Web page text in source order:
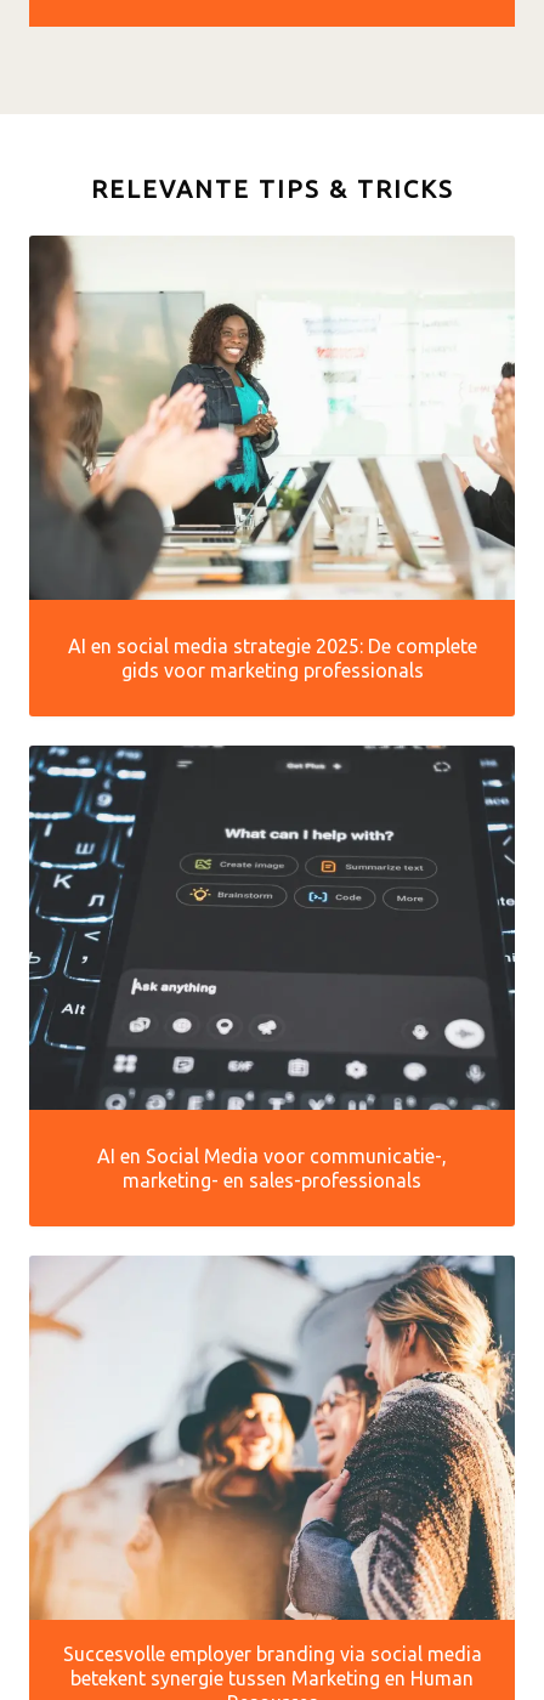
RELEVANTE TIPS & TRICKS
AI en social media strategie 2025: De complete
gids voor marketing professionals
AI en Social Media voor communicatie-,
marketing- en sales-professionals
Succesvolle employer branding via social media
betekent synergie tussen Marketing en Human